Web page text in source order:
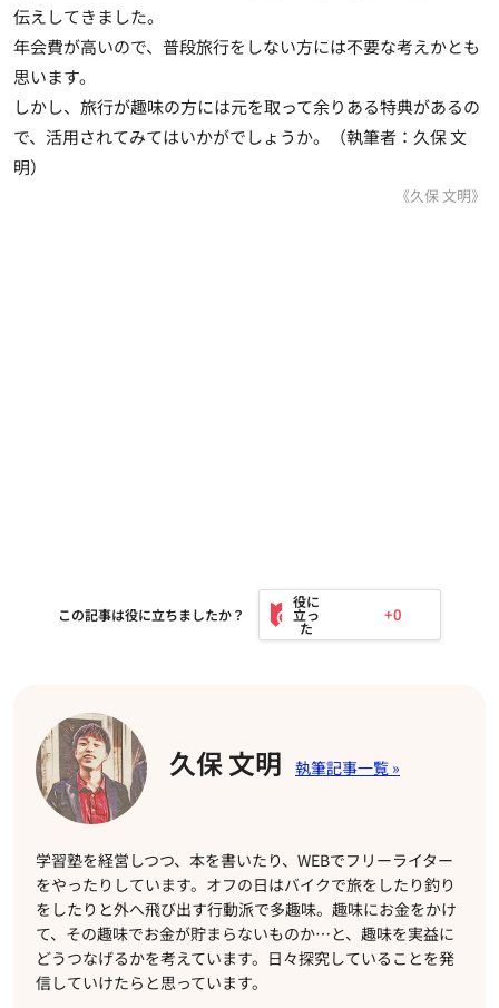
伝えしてきました。
年会費が高いので、普段旅行をしない方には不要な考えかとも
思います。
しかし、旅行が趣味の方には元を取って余りある特典があるの
で、活用されてみてはいかがでしょうか。（執筆者：久保 文
明）
《久保 文明》
この記事は役に立ちましたか？ +0
久保 文明
学習塾を経営しつつ、本を書いたり、WEBでフリーライター
をやったりしています。オフの日はバイクで旅をしたり釣り
をしたりと外へ飛び出す行動派で多趣味。趣味にお金をかけ
て、その趣味でお金が貯まらないものか…と、趣味を実益に
どうつなげるかを考えています。日々探究していることを発
信していけたらと思っています。